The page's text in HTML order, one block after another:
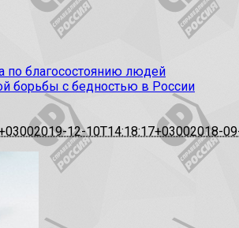
по благосостоянию людей
борьбы с бедностью в России
2019-12-10T14:18:17+03002018-